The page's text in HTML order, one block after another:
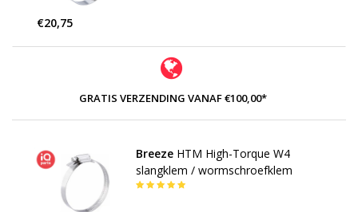
€20,75
GRATIS VERZENDING VANAF €100,00*
Breeze HTM High-Torque W4
slangklem / wormschroefklem